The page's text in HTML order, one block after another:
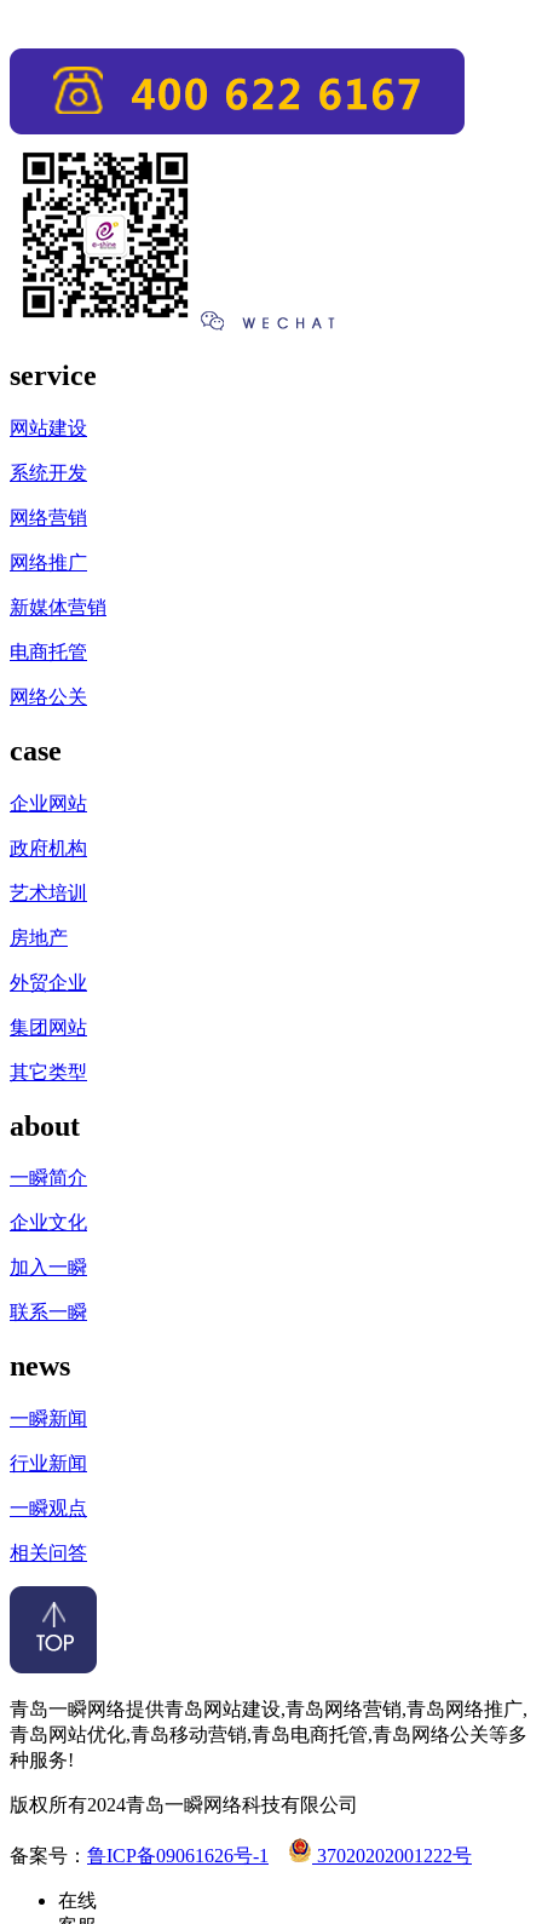
service
网站建设
系统开发
网络营销
网络推广
新媒体营销
电商托管
网络公关
case
企业网站
政府机构
艺术培训
房地产
外贸企业
集团网站
其它类型
about
一瞬简介
企业文化
加入一瞬
联系一瞬
news
一瞬新闻
行业新闻
一瞬观点
相关问答
青岛一瞬网络提供青岛网站建设,青岛网络营销,青岛网络推广,
青岛网站优化,青岛移动营销,青岛电商托管,青岛网络公关等多
种服务!
版权所有2024青岛一瞬网络科技有限公司
备案号： 鲁ICP备09061626号-1 37020202001222号
在线